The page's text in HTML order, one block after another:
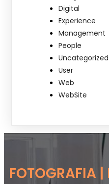
Digital
Experience
Management
People
Uncategorized
User
Web
WebSite
FOTOGRAFIA |